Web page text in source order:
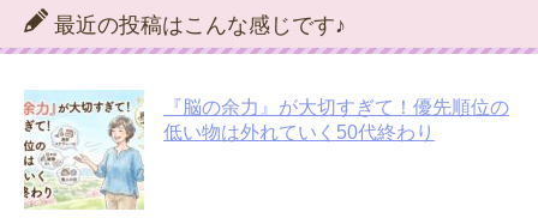
最近の投稿はこんな感じです♪
『脳の余力』が大切すぎて！優先順位の
低い物は外れていく50代終わり